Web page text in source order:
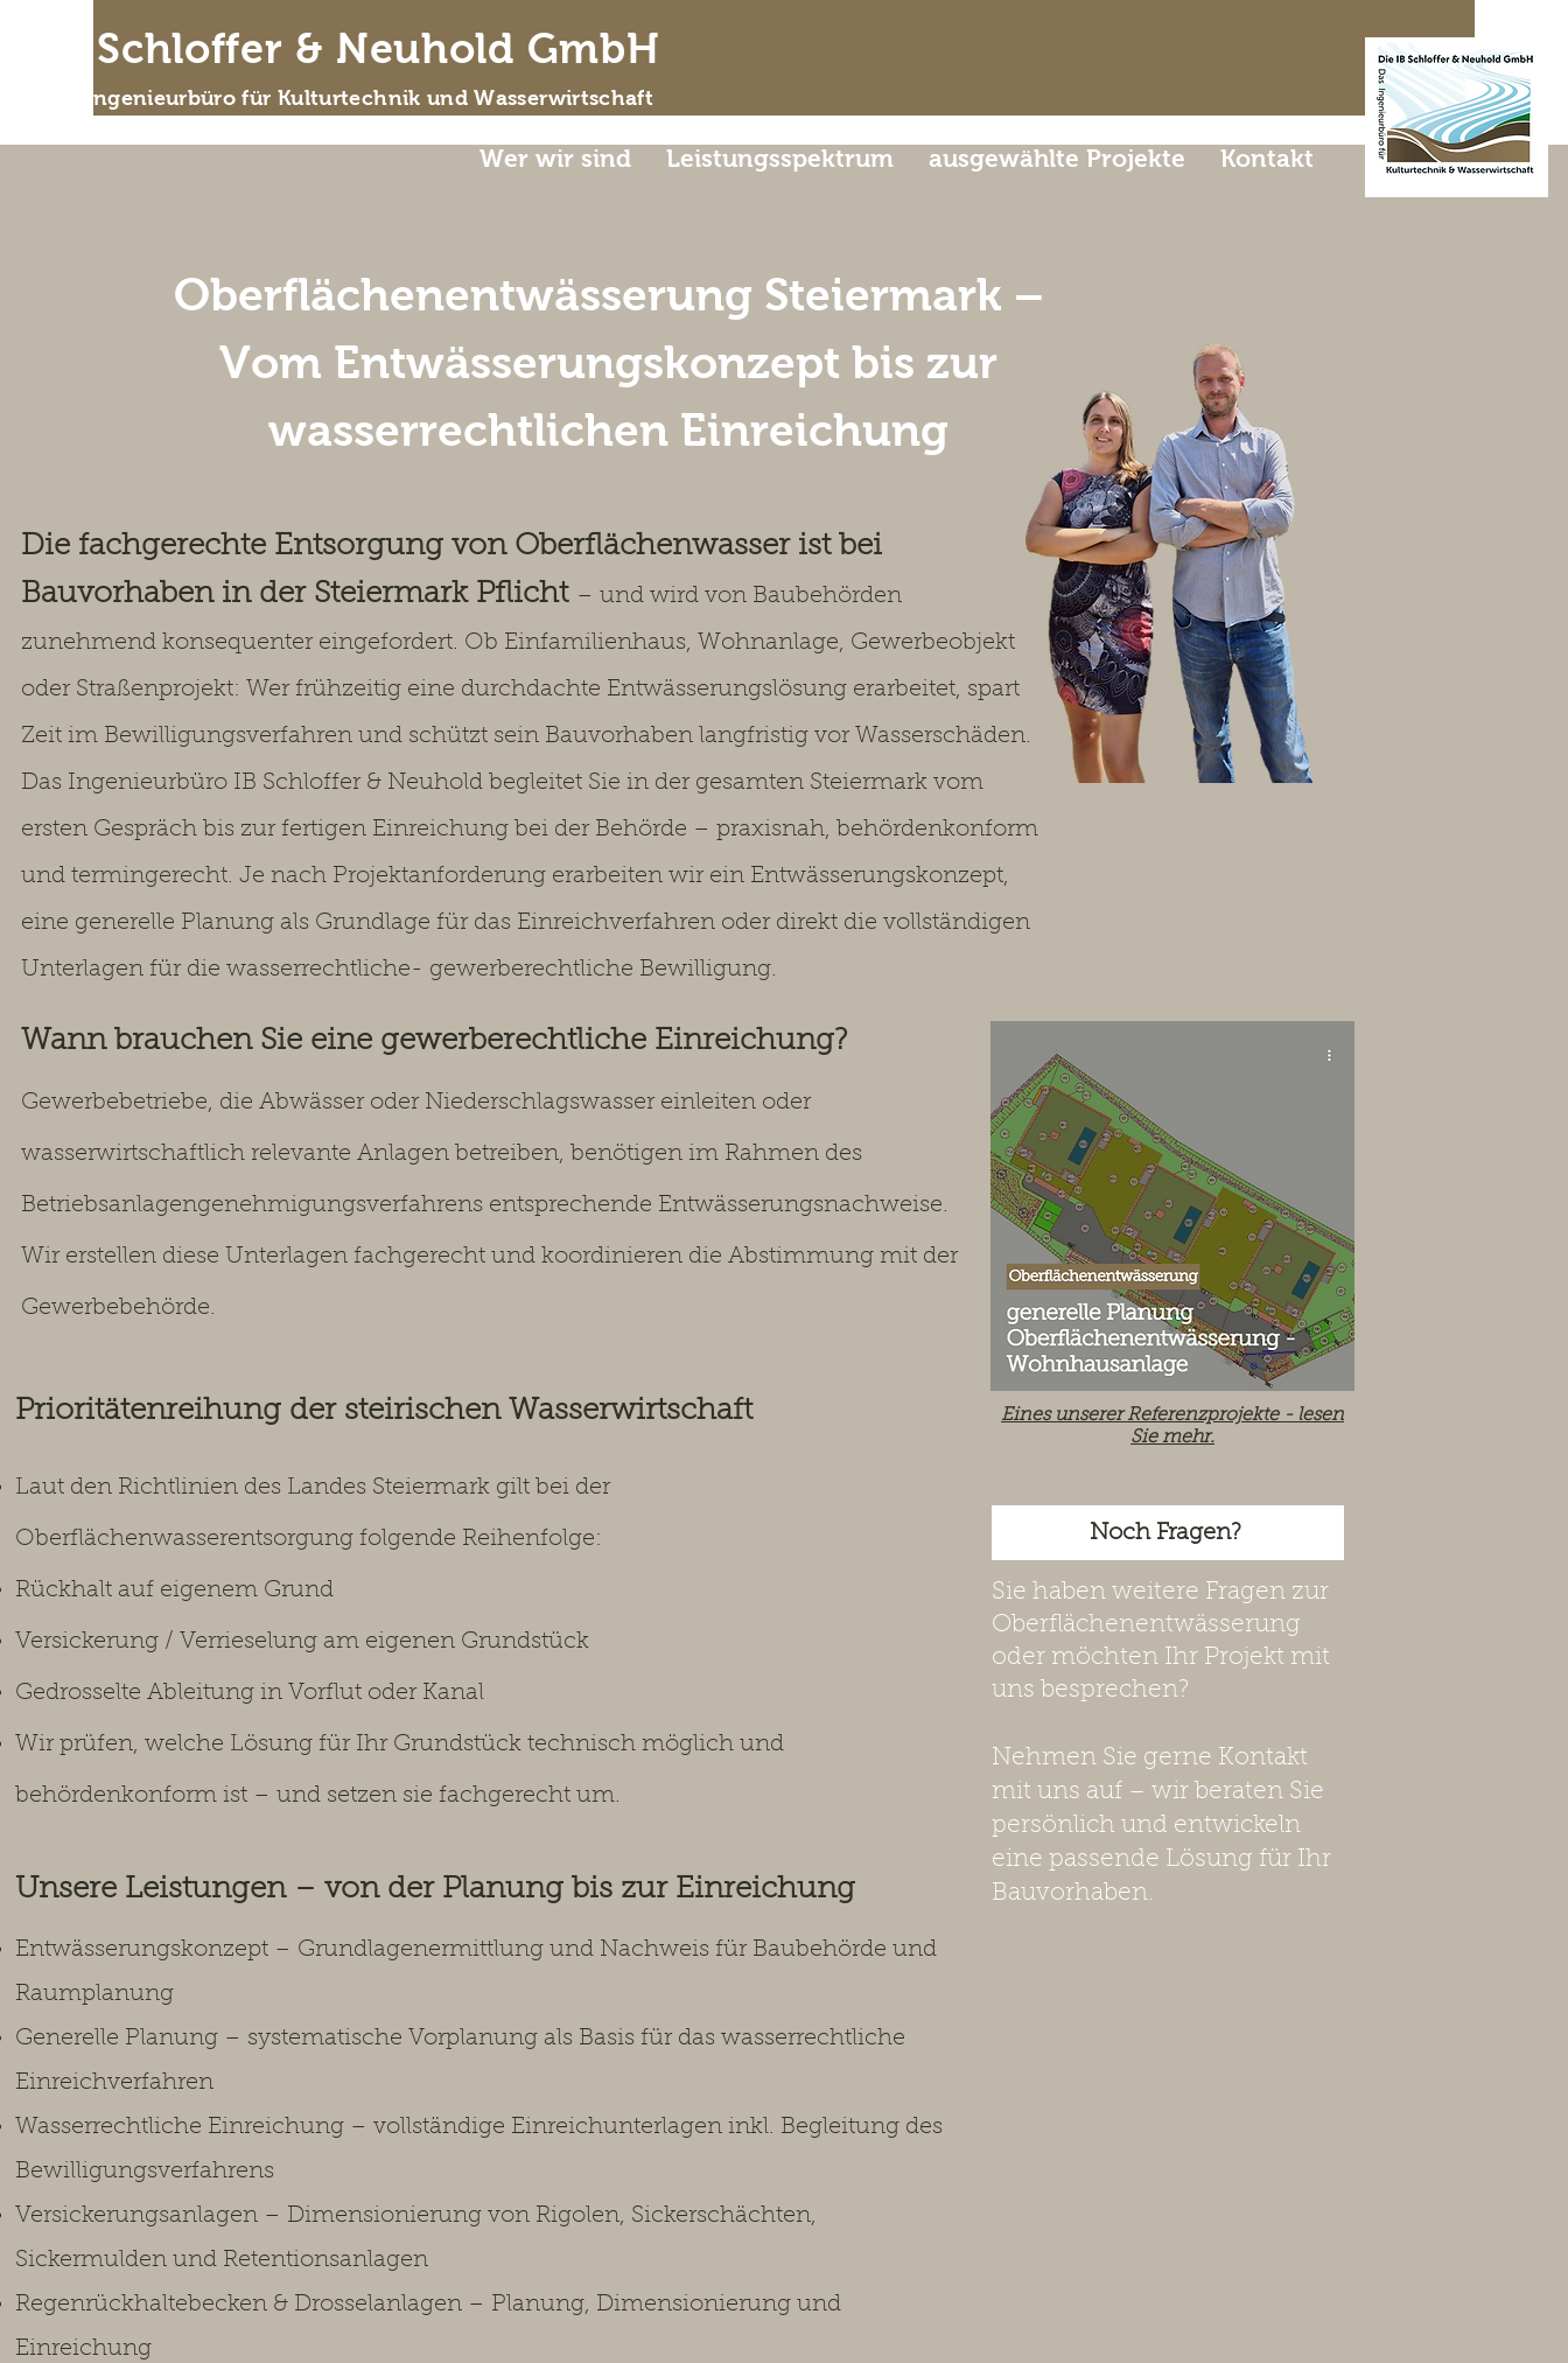
IB Schloffer & Neuhold GmbH
Das Ingenieurbüro für Kulturtechnik und Wasserwirtschaft
Wer wir sind Leistungsspektrum ausgewählte Projekte Kontakt
Die fachgerechte Entsorgung von Oberflächenwasser ist bei
Bauvorhaben in der Steiermark Pflicht – und wird von Baubehörden
zunehmend konsequenter eingefordert. Ob Einfamilienhaus, Wohnanlage, Gewerbeobjekt
oder Straßenprojekt: Wer frühzeitig eine durchdachte Entwässerungslösung erarbeitet, spart
Zeit im Bewilligungsverfahren und schützt sein Bauvorhaben langfristig vor Wasserschäden.
Das Ingenieurbüro IB Schloffer & Neuhold begleitet Sie in der gesamten Steiermark vom
ersten Gespräch bis zur fertigen Einreichung bei der Behörde – praxisnah, behördenkonform
und termingerecht. Je nach Projektanforderung erarbeiten wir ein Entwässerungskonzept,
eine generelle Planung als Grundlage für das Einreichverfahren oder direkt die vollständigen
Unterlagen für die wasserrechtliche- gewerberechtliche Bewilligung.
Oberflächenentwässerung Steiermark –
Vom Entwässerungskonzept bis zur
wasserrechtlichen Einreichung
Wann brauchen Sie eine gewerberechtliche Einreichung?
Gewerbebetriebe, die Abwässer oder Niederschlagswasser einleiten oder
wasserwirtschaftlich relevante Anlagen betreiben, benötigen im Rahmen des
Betriebsanlagengenehmigungsverfahrens entsprechende Entwässerungsnachweise.
Wir erstellen diese Unterlagen fachgerecht und koordinieren die Abstimmung mit der
Gewerbebehörde.
Prioritätenreihung der steirischen Wasserwirtschaft
Laut den Richtlinien des Landes Steiermark gilt bei der
Oberflächenwasserentsorgung folgende Reihenfolge:
Rückhalt auf eigenem Grund
Versickerung / Verrieselung am eigenen Grundstück
Gedrosselte Ableitung in Vorflut oder Kanal
Wir prüfen, welche Lösung für Ihr Grundstück technisch möglich und
behördenkonform ist – und setzen sie fachgerecht um.
Unsere Leistungen – von der Planung bis zur Einreichung
Entwässerungskonzept – Grundlagenermittlung und Nachweis für Baubehörde und
Raumplanung
Generelle Planung – systematische Vorplanung als Basis für das wasserrechtliche
Einreichverfahren
Wasserrechtliche Einreichung – vollständige Einreichunterlagen inkl. Begleitung des
Bewilligungsverfahrens
Versickerungsanlagen – Dimensionierung von Rigolen, Sickerschächten,
Sickermulden und Retentionsanlagen
Regenrückhaltebecken & Drosselanlagen – Planung, Dimensionierung und
Einreichung
Eines unserer Referenzprojekte - lesen
Sie mehr.
Noch Fragen?
Sie haben weitere Fragen zur
Oberflächenentwässerung
oder möchten Ihr Projekt mit
uns besprechen?
Nehmen Sie gerne Kontakt
mit uns auf – wir beraten Sie
persönlich und entwickeln
eine passende Lösung für Ihr
Bauvorhaben.